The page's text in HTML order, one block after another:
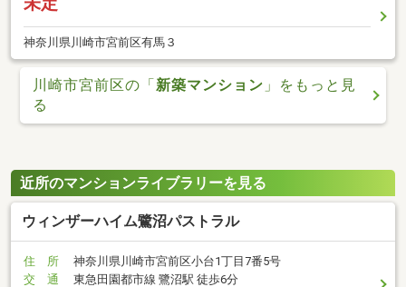
神奈川県川崎市宮前区有馬３
川崎市宮前区の「新築マンション 」をもっと見
る
近所のマンションライブラリーを見る
ウィンザーハイム鷺沼パストラル
住 所
神奈川県川崎市宮前区小台1丁目7番5号
交 通
東急田園都市線 鷺沼駅 徒歩6分